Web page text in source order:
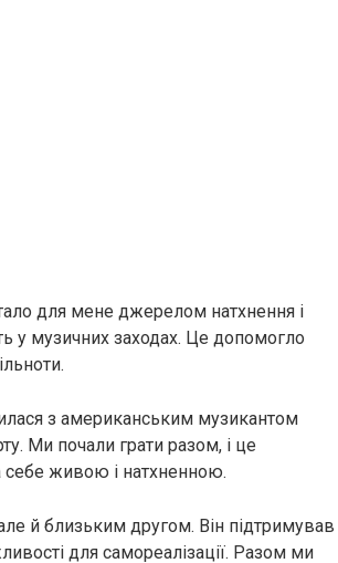
для мене джерелом натхнення і
у музичних заходах. Це допомогло
з американським музикантом
Ми почали грати разом, і це
себе живою і натхненною.
й близьким другом. Він підтримував
для самореалізації. Разом ми